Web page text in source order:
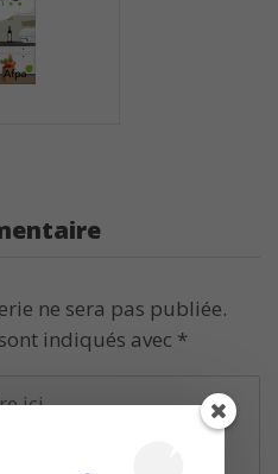
ne sera pas publiée.
indiqués avec *